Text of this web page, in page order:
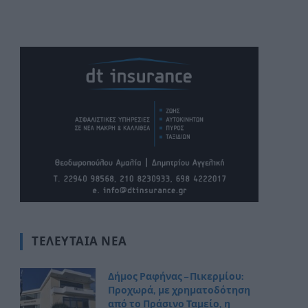
ΤΕΛΕΥΤΑΊΑ ΝΈΑ
Δήμος Ραφήνας – Πικερμίου:
Προχωρά, με χρηματοδότηση
από το Πράσινο Ταμείο, η